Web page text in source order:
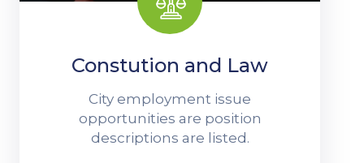
Constution and Law
City employment issue
opportunities are position
descriptions are listed.